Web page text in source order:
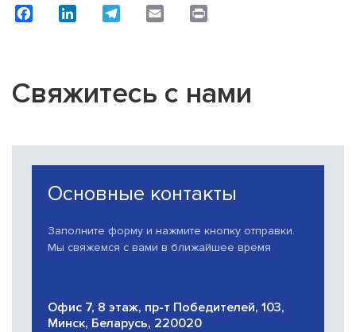
Facebook LinkedIn Telegram Email
Свяжитесь с нами
Основные контакты
Заполните форму и нажмите кнопку отправки.
Мы свяжемся с вами в ближайшее время
Офис 7, 8 этаж, пр-т Победителей, 103,
Минск, Беларусь, 220020